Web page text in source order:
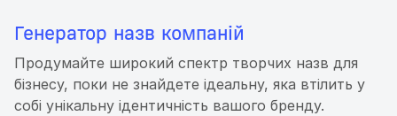
Генератор назв компаній
Продумайте широкий спектр творчих назв для
бізнесу, поки не знайдете ідеальну, яка втілить у
собі унікальну ідентичність вашого бренду.